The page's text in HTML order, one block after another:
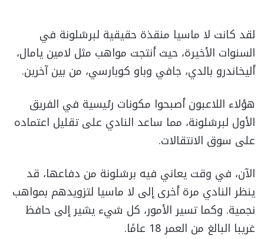
لقد كانت لا ماسيا منقذة حقيقية لبرشلونة في
السنوات الأخيرة، حيث أنتجت مواهب مثل لامين يامال،
أليخاندرو بالدي، جافي وباو كوبارسي، من بين آخرين.
هؤلاء اللاعبون أصبحوا مكونات رئيسية في الفريق
الأول لبرشلونة، مما ساعد النادي على تقليل اعتماده
على سوق الانتقالات.
الآن، في وقت يعاني فيه برشلونة من دفاعها، قد
ينظر النادي مرة أخرى إلى لا ماسيا لتزويدهم بمواهب
نجمية. وكما تسير الأمور، كل شيء يشير إلى حافظ
غريبا البالغ من العمر 18 عامًا.